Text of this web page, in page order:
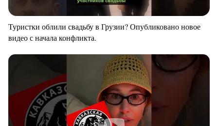
Туристки облили свадьбу в Грузии? Опубликовано новое
видео с начала конфликта.